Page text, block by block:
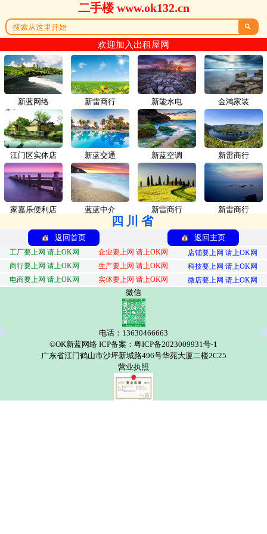
二手楼 www.ok132.cn

欢迎加入出租屋网
新蓝网络 新雷商行
江门区实体店 新蓝交通
家嘉乐便利店 蓝蓝中介
新能水电 金鸿家装
新蓝空调 新雷商行
新雷商行 新雷商行
四川省
返回首页 返回主页
工厂要上网 请上OK网 企业要上网 请上OK网
店铺要上网 请上OK网
商行要上网 请上OK网
生产要上网 请上OK网
科技要上网 请上OK网
电商要上网 请上OK网
实体要上网 请上OK网 微店要上网 请上OK网
微信
电话：13630466663
©OK新蓝网络 ICP备案：粤ICP备2023009931号-1
广东省江门鹤山市沙坪新城路496号华苑大厦二楼2C25
营业执照